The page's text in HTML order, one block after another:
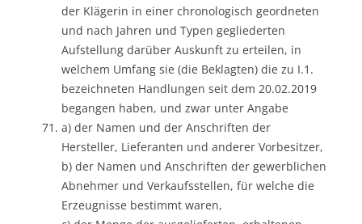
der Klägerin in einer chronologisch geordneten
und nach Jahren und Typen gegliederten
Aufstellung darüber Auskunft zu erteilen, in
welchem Umfang sie (die Beklagten) die zu I.1.
bezeichneten Handlungen seit dem 20.02.2019
begangen haben, und zwar unter Angabe
a) der Namen und der Anschriften der
Hersteller, Lieferanten und anderer Vorbesitzer,
b) der Namen und Anschriften der gewerblichen
Abnehmer und Verkaufsstellen, für welche die
Erzeugnisse bestimmt waren,